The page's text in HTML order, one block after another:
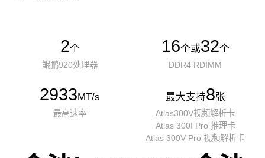
2个
鲲鹏920处理器
16个或32个
DDR4 RDIMM
2933MT/s
最高速率
最大支持8张
Atlas300V视频解析卡
Atlas 300I Pro 推理卡
Atlas 300V Pro 视频解析卡